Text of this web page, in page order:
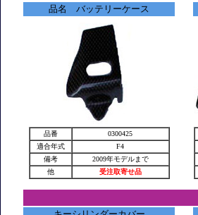
品名 バッテリーケース
品番
0300425
適合年式
F4
備考
2009年モデルまで
他
受注取寄せ品